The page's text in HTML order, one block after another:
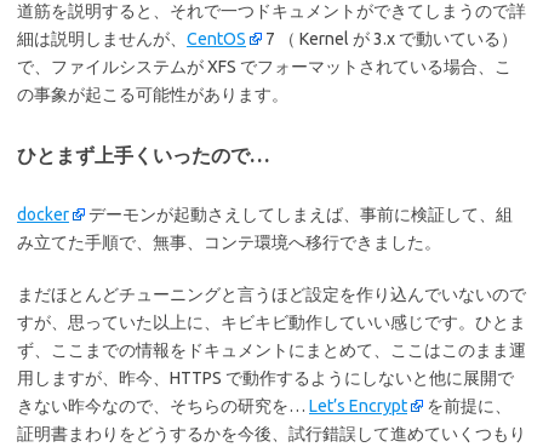
道筋を説明すると、それで一つドキュメントができてしまうので詳
細は説明しませんが、 CentOS
7 （ Kernel が 3.x で動いている）
で、ファイルシステムが XFS でフォーマットされている場合、こ
の事象が起こる可能性があります。
ひとまず上手くいったので…
docker
デーモンが起動さえしてしまえば、事前に検証して、組
み立てた手順で、無事、コンテ環境へ移行できました。
まだほとんどチューニングと言うほど設定を作り込んでいないので
すが、思っていた以上に、キビキビ動作していい感じです。ひとま
ず、ここまでの情報をドキュメントにまとめて、ここはこのまま運
用しますが、昨今、HTTPS で動作するようにしないと他に展開で
きない昨今なので、そちらの研究を… Let’s Encrypt
を前提に、
証明書まわりをどうするかを今後、試行錯誤して進めていくつもり